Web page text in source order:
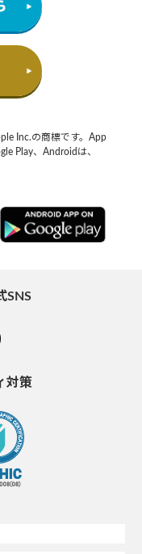
Inc.の商標です。App
Play、Androidは、
SNS
対策